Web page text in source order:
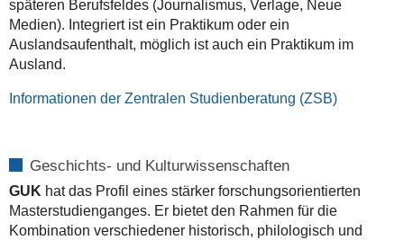
späteren Berufsfeldes (Journalismus, Verlage, Neue
Medien). Integriert ist ein Praktikum oder ein
Auslandsaufenthalt, möglich ist auch ein Praktikum im
Ausland.
Informationen der Zentralen Studienberatung (ZSB)
Geschichts- und Kulturwissenschaften
GUKhat das Profil eines stärker forschungsorientierten
Masterstudienganges. Er bietet den Rahmen für die
Kombination verschiedener historisch, philologisch und